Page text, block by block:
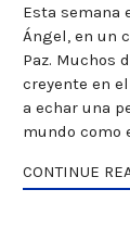
Esta semana
Ángel, en un
Paz. Muchos
creyente en
a echar una
mundo como
CONTINUE